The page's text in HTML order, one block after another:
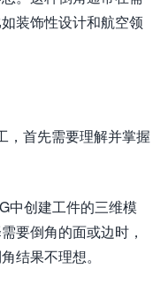
装饰性设计和航空领
，首先需要理解并掌握
中创建工件的三维模
要倒角的面或边时，
结果不理想。